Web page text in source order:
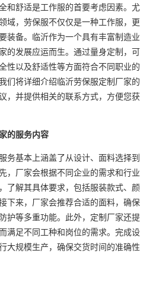
和舒适是工作服的首要考虑因素。尤
域，劳保服不仅仅是一种工作服，更
装备。临沂作为一个具有丰富制造业
的发展应运而生。通过量身定制，可
性以及舒适性等方面符合不同职业的
们将详细介绍临沂劳保服定制厂家的
，并提供相关的联系方式，方便您获
的服务内容
务基本上涵盖了从设计、面料选择到
，厂家会根据不同企业的需求和行业
了解其具体要求，包括服装款式、颜
下来，厂家会推荐合适的面料，确保
护等多重功能。此外，定制厂家还提
满足不同工种和岗位的需求。完成设
大规模生产，确保交货时间的准确性